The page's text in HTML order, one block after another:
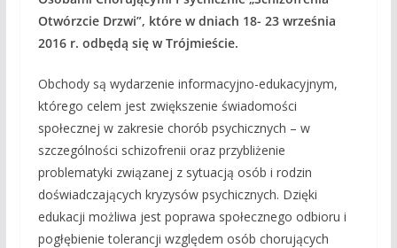
Otwórzcie Drzwi”, które w dniach 18- 23 września
2016 r. odbędą się w Trójmieście.
Obchody są wydarzenie informacyjno-edukacyjnym,
którego celem jest zwiększenie świadomości
społecznej w zakresie chorób psychicznych – w
szczególności schizofrenii oraz przybliżenie
problematyki związanej z sytuacją osób i rodzin
doświadczających kryzysów psychicznych. Dzięki
edukacji możliwa jest poprawa społecznego odbioru i
pogłębienie tolerancji względem osób chorujących